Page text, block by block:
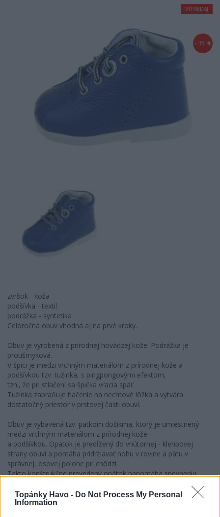
Topánky Havo - Do Not Process My Personal
Information
- 35 %
VÝPREDAJ
zvršok - koža
podšívka - textil
podrážka - syntetika
Celoročná obuv vhodná aj na prvé kroky.
Obuv je vyrobená z prírodnej hovädzej kože. Podrážka je
protišmyková.
V špici je medzi vrchným materiálom z prírodnej kože a
podšívkou tzv. tužinka, s pingpongovými efektom,
tzn., že pri stlačení sa špička vracia späť.
Tužinka zabraňuje tlačenie na nechtové lôžka a vytvára
dostatočný priestor v prstovej časti obuvi.
Obuv je vybavená tzv. pätkom došikma, ktorý je umiestnený
medzi vrchným materiálom z prírodnej kože
a podšívkou. Opätok je predĺžený do vnútornej - klenbovej
strany obuvi a pomáha pridržiavať nohu v rovine a pätu v
správnej, osovej polohe pri chôdzi.
Takto konštrukčne prevedený opätok napomáha spevneniu
Obuv je vybavená vkladacími stielkami. Stielky sú schválené